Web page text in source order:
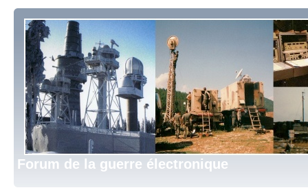
Forum de la guerre électronique